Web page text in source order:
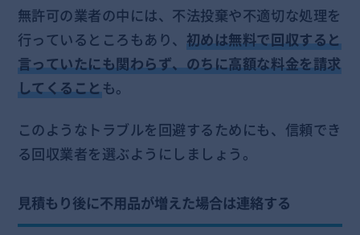
無許可の業者の中には、不法投棄や不適切な処理を
行っているところもあり、 初めは無料で回収すると
言っていたにも関わらず、のちに高額な料金を請求
してくることも。
このようなトラブルを回避するためにも、信頼でき
る回収業者を選ぶようにしましょう。
見積もり後に不用品が増えた場合は連絡する